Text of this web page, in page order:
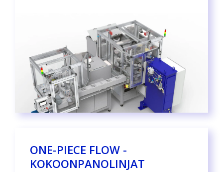
ONE-PIECE FLOW -
KOKOONPANOLINJAT